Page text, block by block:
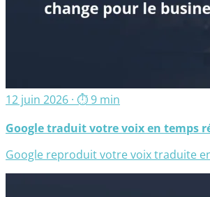
12 juin 2026 · ⏱ 9 min
Google traduit votre voix en temps
Google reproduit votre voix traduite